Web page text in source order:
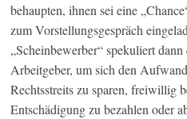
behaupten, ihnen sei eine
zum Vorstellungsgespräch
„Scheinbewerber“ spekuliert
Arbeitgeber, um sich den
Rechtsstreits zu sparen, freiwillig
Entschädigung zu bezahlen oder